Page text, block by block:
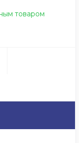
товаром